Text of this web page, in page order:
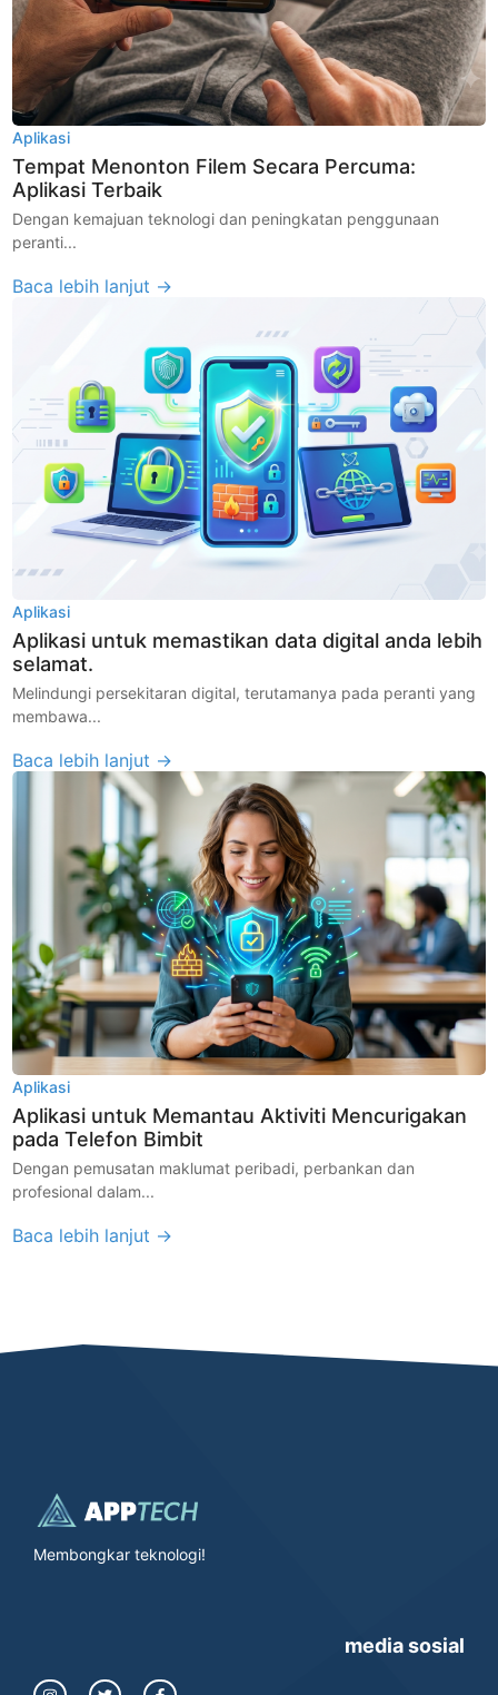
Aplikasi
Tempat Menonton Filem Secara Percuma:
Aplikasi Terbaik
Dengan kemajuan teknologi dan peningkatan penggunaan
peranti...
Baca lebih lanjut →
Aplikasi
Aplikasi untuk memastikan data digital anda lebih
selamat.
Melindungi persekitaran digital, terutamanya pada peranti yang
membawa...
Baca lebih lanjut →
Aplikasi
Aplikasi untuk Memantau Aktiviti Mencurigakan
pada Telefon Bimbit
Dengan pemusatan maklumat peribadi, perbankan dan
profesional dalam...
Baca lebih lanjut →
Membongkar teknologi!
media sosial